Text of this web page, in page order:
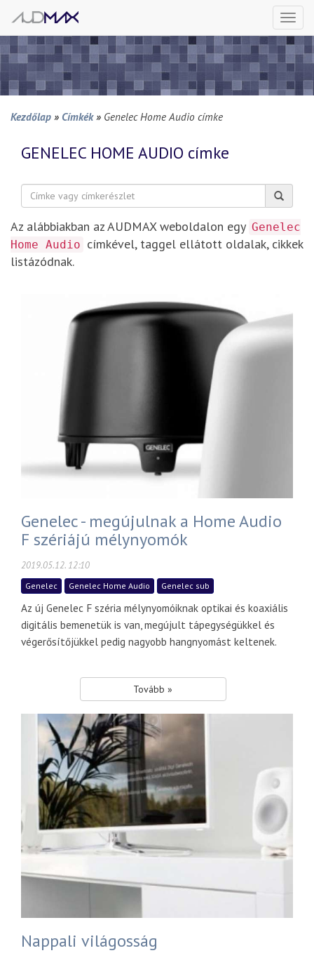
Kezdőlap » Címkék » Genelec Home Audio címke
GENELEC HOME AUDIO címke
Keresés:
Az alábbiakban az AUDMAX weboldalon egy Genelec
Home Audio címkével, taggel ellátott oldalak, cikkek
listázódnak.
Genelec - megújulnak a Home Audio
F szériájú mélynyomók
2019.05.12. 12:10
Genelec Genelec Home Audio Genelec sub
Az új Genelec F széria mélynyomóiknak optikai és koaxiális
digitális bemenetük is van, megújult tápegységükkel és
végerősítőjükkel pedig nagyobb hangnyomást keltenek.
Tovább »
Nappali világosság